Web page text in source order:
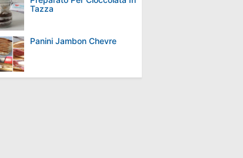
Tazza
Panini Jambon Chevre